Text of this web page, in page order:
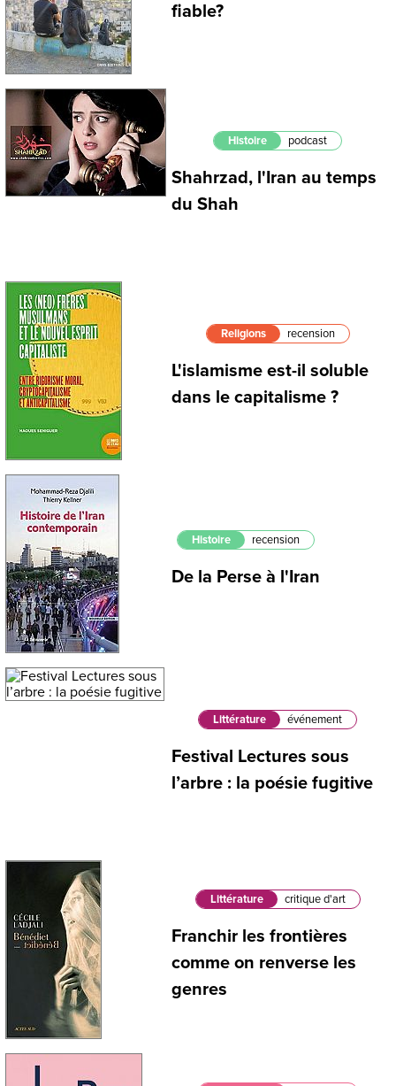
fiable?
Histoire podcast
Shahrzad, l'Iran au temps
du Shah
Religions recension
L'islamisme est-il soluble
dans le capitalisme ?
Histoire recension
De la Perse à l'Iran
Littérature événement
Festival Lectures sous
l’arbre : la poésie fugitive
Littérature critique d'art
Franchir les frontières
comme on renverse les
genres